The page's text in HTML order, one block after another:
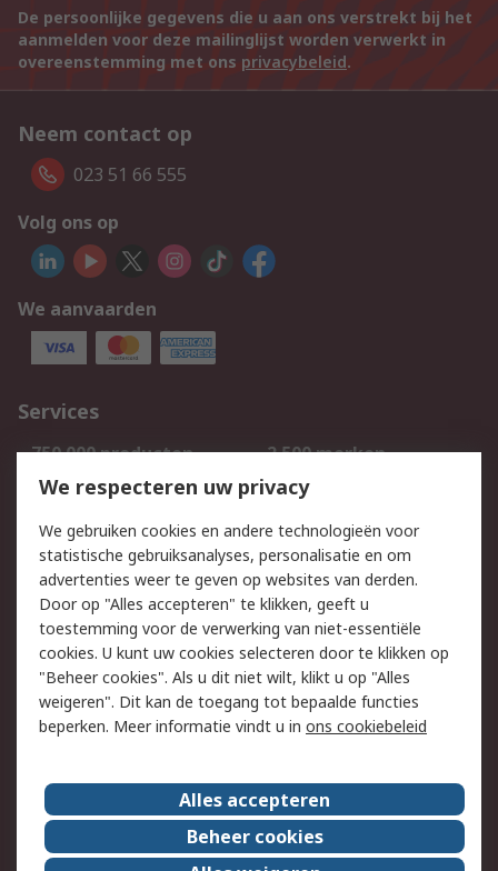
De persoonlijke gegevens die u aan ons verstrekt bij het
aanmelden voor deze mailinglijst worden verwerkt in
overeenstemming met ons privacybeleid.
Neem contact op
023 51 66 555
Volg ons op
We aanvaarden
Services
750.000 producten
2.500 merken
Bestellen
Inkoopoplossingen
Track & Trace
Wettelijk
Cookiebeleid
Email veiligheid
Privacybeleid
Websitevoorwaarden
Algemene
verkoopvoorwaarden
Over RS
RS Group
Over ons
RS wereldwijd
Werken bij RS
We respecteren uw privacy
We gebruiken cookies en andere technologieën voor
statistische gebruiksanalyses, personalisatie en om
advertenties weer te geven op websites van derden.
Door op "Alles accepteren" te klikken, geeft u
toestemming voor de verwerking van niet-essentiële
cookies. U kunt uw cookies selecteren door te klikken op
"Beheer cookies". Als u dit niet wilt, klikt u op "Alles
weigeren". Dit kan de toegang tot bepaalde functies
beperken. Meer informatie vindt u in ons cookiebeleid
Alles accepteren
Beheer cookies